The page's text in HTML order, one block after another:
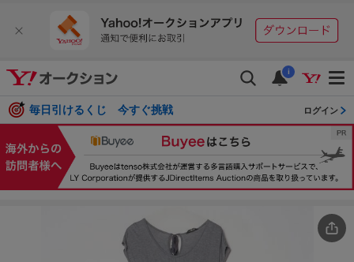
i
毎日引けるくじ 今すぐ挑戦 ログイン